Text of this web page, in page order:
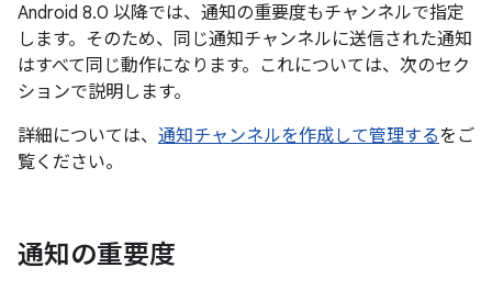
Android 8.0 以降では、通知の重要度もチャンネルで指定
します。そのため、同じ通知チャンネルに送信された通知
はすべて同じ動作になります。これについては、次のセク
ションで説明します。
詳細については、 通知チャンネルを作成して管理するをご
覧ください。
通知の重要度